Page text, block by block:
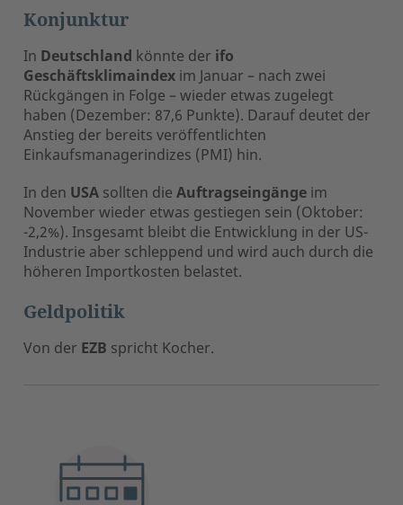
Konjunktur
In Deutschland könnte der ifo
Geschäftsklimaindex im Januar – nach zwei
Rückgängen in Folge – wieder etwas zugelegt
haben (Dezember: 87,6 Punkte). Darauf deutet der
Anstieg der bereits veröffentlichten
Einkaufsmanagerindizes (PMI) hin.
In den USA sollten die Auftragseingänge im
November wieder etwas gestiegen sein (Oktober:
-2,2%). Insgesamt bleibt die Entwicklung in der US-
Industrie aber schleppend und wird auch durch die
höheren Importkosten belastet.
Geldpolitik
Von der EZB spricht Kocher.